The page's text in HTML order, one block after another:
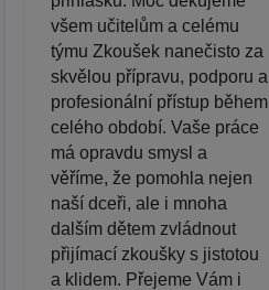
všem učitelům a celému
týmu Zkoušek nanečisto za
skvělou přípravu, podporu a
profesionální přístup během
celého období. Vaše práce
má opravdu smysl a
věříme, že pomohla nejen
naší dceři, ale i mnoha
dalším dětem zvládnout
přijímací zkoušky s jistotou
a klidem. Přejeme Vám i